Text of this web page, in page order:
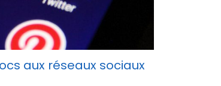
aux réseaux sociaux